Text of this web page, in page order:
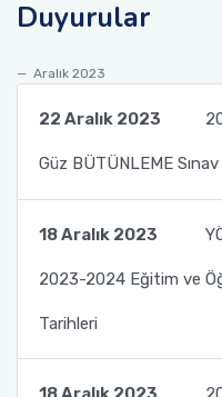
Duyurular
Aralık 2023
22 Aralık 2023
Güz BÜTÜNLEME
18 Aralık 2023
2023-2024 Eğitim ve
Tarihleri
Misyon
Vizyon
Eğitim Sistemi
Söyleşiler
Sunumlar